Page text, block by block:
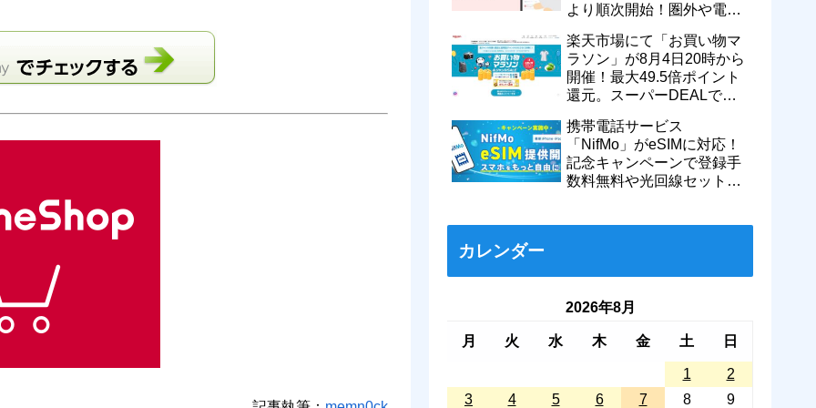
より順次開始！圏外や電波
に
楽天市場にて「お買い物マ
ラソン」が8月4日20時から
開催！最大49.5倍ポイント
還元。スーパーDEALで
など
携帯電話サービス
「NifMo」がeSIMに対応！
記念キャンペーンで登録手
数料無料や光回線セットで
カレンダー
2026年8月
月 火 水 木 金 土 日
1
2
3
4 5 6 7 8 9